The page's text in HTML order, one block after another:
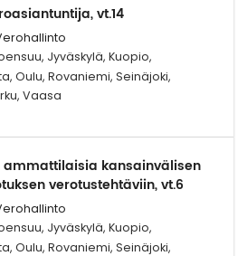
vt.14
Jyväskylä, Kuopio,
Oulu, Rovaniemi, Seinäjoki,
Vaasa
ammattilaisia kansainvälisen
verotustehtäviin, vt.6
Jyväskylä, Kuopio,
Oulu, Rovaniemi, Seinäjoki,